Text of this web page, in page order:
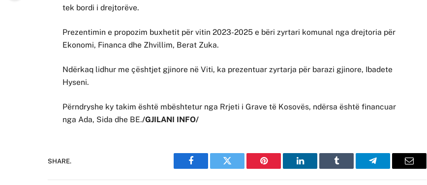
tek bordi i drejtorëve.
Prezentimin e propozim buxhetit për vitin 2023-2025 e bëri zyrtari komunal nga drejtoria për
Ekonomi, Financa dhe Zhvillim, Berat Zuka.
Ndërkaq lidhur me çështjet gjinore në Viti, ka prezentuar zyrtarja për barazi gjinore, Ibadete
Hyseni.
Përndryshe ky takim është mbështetur nga Rrjeti i Grave të Kosovës, ndërsa është financuar
nga Ada, Sida dhe BE./GJILANI INFO/
SHARE.
Facebook Twitter Pinterest LinkedIn Tumblr Telegram Email